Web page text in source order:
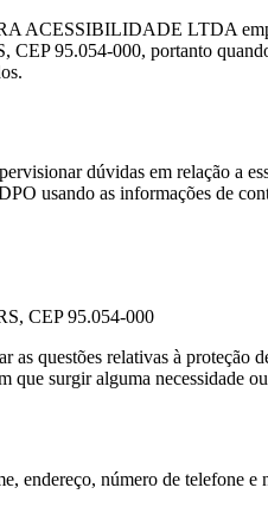
LTDA
CEP 95.054-000, portanto
dúvidas em relação a
usando as informações de
CEP 95.054-000
questões relativas à proteção
que surgir alguma necessidade
número de telefone e